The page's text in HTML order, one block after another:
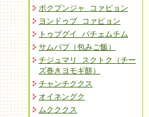
ポクプンジャ コァピョン
ヨンドゥブ コァピョン
トゥブグイ パチェムチム
サムパプ（包みご飯）
チジュマリ スクトク（チー
ズ巻きヨモギ餅）
チャンチククス
オイネングク
ムクククス